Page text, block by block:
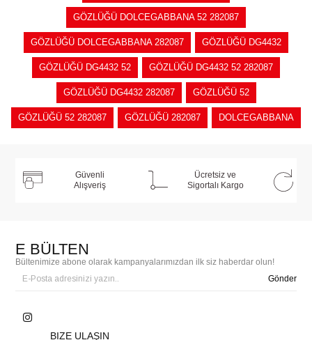
GÖZLÜĞÜ DOLCEGABBANA 52 282087
GÖZLÜĞÜ DOLCEGABBANA 282087 GÖZLÜĞÜ DG4432
GÖZLÜĞÜ DG4432 52 GÖZLÜĞÜ DG4432 52 282087
GÖZLÜĞÜ DG4432 282087 GÖZLÜĞÜ 52
GÖZLÜĞÜ 52 282087 GÖZLÜĞÜ 282087 DOLCEGABBANA
Güvenli
Alışveriş
Ücretsiz ve
Sigortalı Kargo
E BÜLTEN
Bültenimize abone olarak kampanyalarımızdan ilk siz haberdar olun!
Gönder
BIZE ULAŞIN